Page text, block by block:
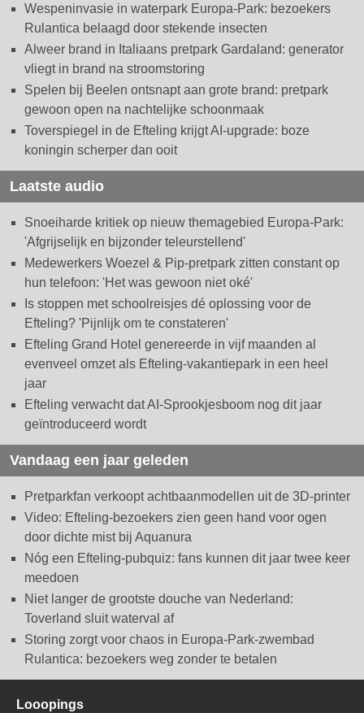
Wespeninvasie in waterpark Europa-Park: bezoekers
Rulantica belaagd door stekende insecten
Alweer brand in Italiaans pretpark Gardaland: generator
vliegt in brand na stroomstoring
Spelen bij Beelen ontsnapt aan grote brand: pretpark
gewoon open na nachtelijke schoonmaak
Toverspiegel in de Efteling krijgt AI-upgrade: boze
koningin scherper dan ooit
Laatste audio
Snoeiharde kritiek op nieuw themagebied Europa-Park:
'Afgrijselijk en bijzonder teleurstellend'
Medewerkers Woezel & Pip-pretpark zitten constant op
hun telefoon: 'Het was gewoon niet oké'
Is stoppen met schoolreisjes dé oplossing voor de
Efteling? 'Pijnlijk om te constateren'
Efteling Grand Hotel genereerde in vijf maanden al
evenveel omzet als Efteling-vakantiepark in een heel
jaar
Efteling verwacht dat AI-Sprookjesboom nog dit jaar
geïntroduceerd wordt
Vandaag een jaar geleden
Pretparkfan verkoopt achtbaanmodellen uit de 3D-printer
Video: Efteling-bezoekers zien geen hand voor ogen
door dichte mist bij Aquanura
Nóg een Efteling-pubquiz: fans kunnen dit jaar twee keer
meedoen
Niet langer de grootste douche van Nederland:
Toverland sluit waterval af
Storing zorgt voor chaos in Europa-Park-zwembad
Rulantica: bezoekers weg zonder te betalen
Looopings